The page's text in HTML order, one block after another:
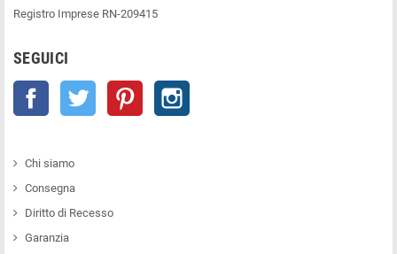
Registro Imprese RN-209415
SEGUICI
Facebook Twitter Pinterest
Chi siamo
Consegna
Diritto di Recesso
Garanzia